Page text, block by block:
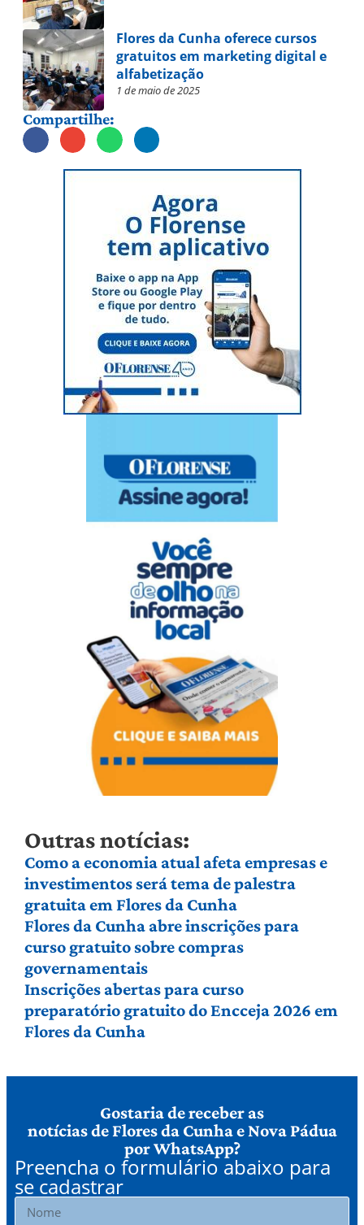
Flores da Cunha oferece cursos
gratuitos em marketing digital e
alfabetização
1 de maio de 2025
Compartilhe:
Outras notícias:
Como a economia atual afeta empresas e
investimentos será tema de palestra
gratuita em Flores da Cunha
Flores da Cunha abre inscrições para
curso gratuito sobre compras
governamentais
Inscrições abertas para curso
preparatório gratuito do Encceja 2026 em
Flores da Cunha
Gostaria de receber as
notícias de Flores da Cunha e Nova Pádua
por WhatsApp?
Preencha o formulário abaixo para
se cadastrar